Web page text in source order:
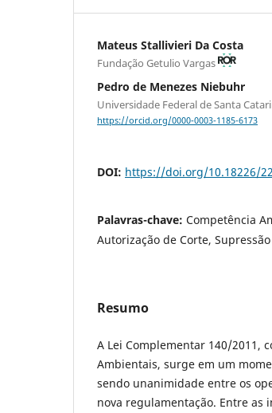
Mateus Stallivieri Da Costa
Fundação Getulio Vargas
Pedro de Menezes Niebuhr
Universidade Federal de Santa
https://orcid.org/0000-0003-1185-6173
DOI: https://doi.org/10.18226/
Palavras-chave: Competência
Autorização de Corte,
Resumo
A Lei Complementar 140/2011,
Ambientais, surge em um
sendo unanimidade entre os
nova regulamentação. Entre as